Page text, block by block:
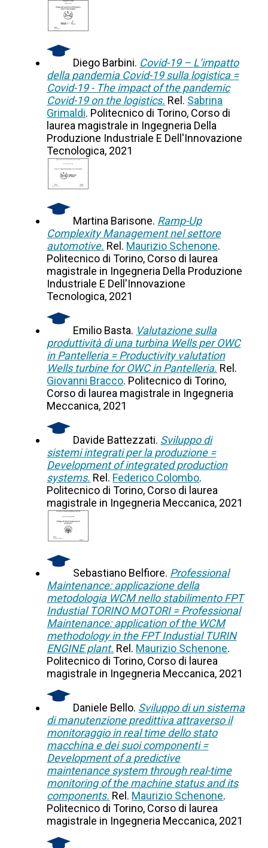
Diego Barbini. Covid-19 – L’impatto
della pandemia Covid-19 sulla logistica =
Covid-19 - The impact of the pandemic
Covid-19 on the logistics. Rel. Sabrina
Grimaldi. Politecnico di Torino, Corso di
laurea magistrale in Ingegneria Della
Produzione Industriale E Dell'Innovazione
Tecnologica, 2021
Martina Barisone. Ramp-Up
Complexity Management nel settore
automotive. Rel. Maurizio Schenone.
Politecnico di Torino, Corso di laurea
magistrale in Ingegneria Della Produzione
Industriale E Dell'Innovazione
Tecnologica, 2021
Emilio Basta. Valutazione sulla
produttività di una turbina Wells per OWC
in Pantelleria = Productivity valutation
Wells turbine for OWC in Pantelleria. Rel.
Giovanni Bracco. Politecnico di Torino,
Corso di laurea magistrale in Ingegneria
Meccanica, 2021
Davide Battezzati. Sviluppo di
sistemi integrati per la produzione =
Development of integrated production
systems. Rel. Federico Colombo.
Politecnico di Torino, Corso di laurea
magistrale in Ingegneria Meccanica, 2021
Sebastiano Belfiore. Professional
Maintenance: applicazione della
metodologia WCM nello stabilimento FPT
Industial TORINO MOTORI = Professional
Maintenance: application of the WCM
methodology in the FPT Industial TURIN
ENGINE plant. Rel. Maurizio Schenone.
Politecnico di Torino, Corso di laurea
magistrale in Ingegneria Meccanica, 2021
Daniele Bello. Sviluppo di un sistema
di manutenzione predittiva attraverso il
monitoraggio in real time dello stato
macchina e dei suoi componenti =
Development of a predictive
maintenance system through real-time
monitoring of the machine status and its
components. Rel. Maurizio Schenone.
Politecnico di Torino, Corso di laurea
magistrale in Ingegneria Meccanica, 2021